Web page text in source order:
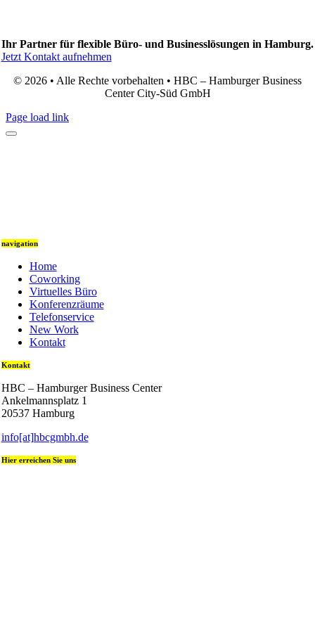
Ihr Partner für flexible Büro- und Businesslösungen in Hamburg.
Jetzt Kontakt aufnehmen
© 2026 • Alle Rechte vorbehalten • HBC – Hamburger Business
Center City-Süd GmbH
Page load link
navigation
Home
Coworking
Virtuelles Büro
Konferenzräume
Telefonservice
New Work
Kontakt
Kontakt
HBC – Hamburger Business Center
Ankelmannsplatz 1
20537 Hamburg
info[at]hbcgmbh.de
Hier erreichen Sie uns